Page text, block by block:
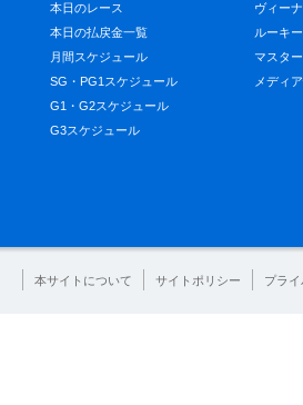
本日のレース
本日の払戻金一覧
月間スケジュール
SG・PG1スケジュール
G1・G2スケジュール
G3スケジュール
ヴィー
ルーキ
マスタ
メディ
本サイトについて サイトポリシー プラ